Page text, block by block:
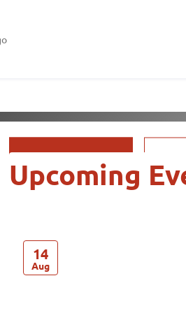
Llinks Law
14
Aug